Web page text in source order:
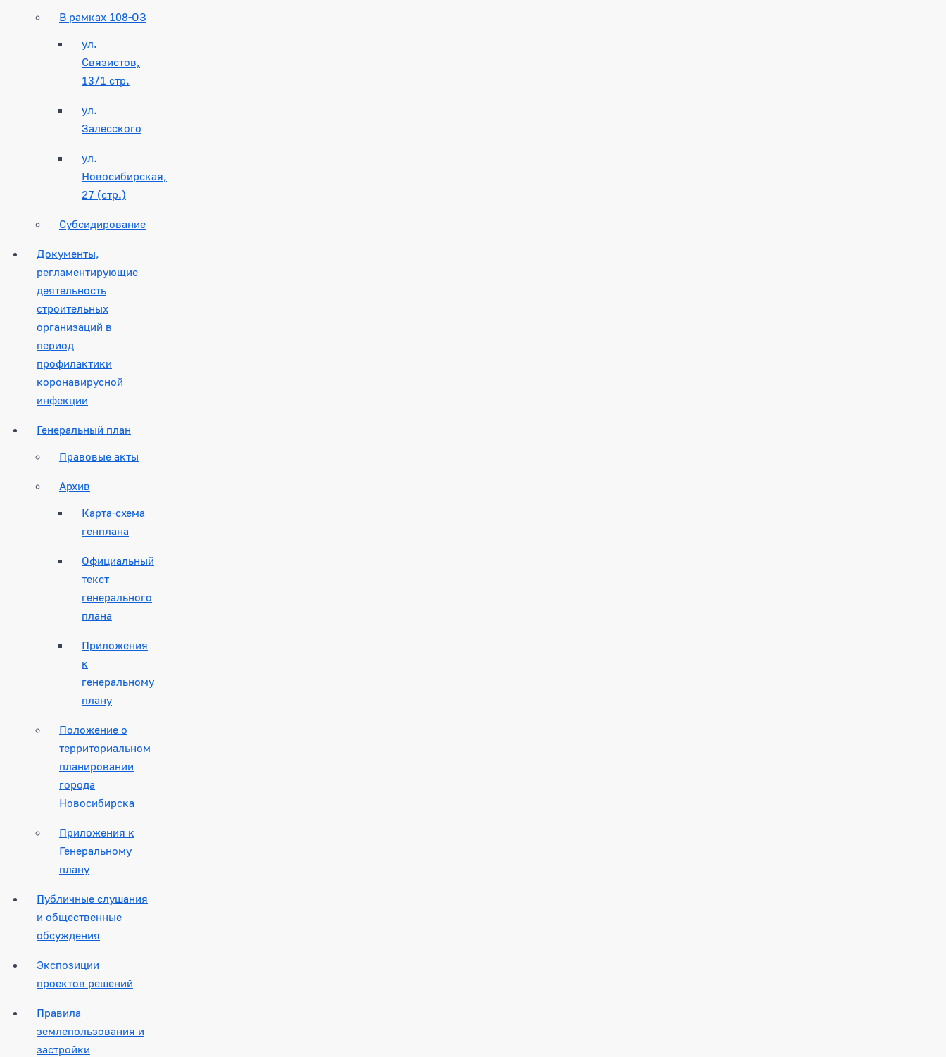
В рамках 108-ОЗ
ул.
Связистов,
13/1 стр.
ул.
Залесского
ул.
Новосибирская,
27 (стр.)
Субсидирование
Документы,
регламентирующие
деятельность
строительных
организаций в
период
профилактики
коронавирусной
инфекции
Генеральный план
Правовые акты
Архив
Карта-схема
генплана
Официальный
текст
генерального
плана
Приложения
к
генеральному
плану
Положение о
территориальном
планировании
города
Новосибирска
Приложения к
Генеральному
плану
Публичные слушания
и общественные
обсуждения
Экспозиции
проектов решений
Правила
землепользования и
застройки